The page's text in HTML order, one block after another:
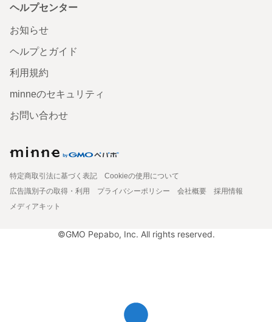
ヘルプセンター
お知らせ
ヘルプとガイド
利用規約
minneのセキュリティ
お問い合わせ
特定商取引法に基づく表記
Cookieの使用について
広告識別子の取得・利用
プライバシーポリシー 会社概要
採用情報
メディアキット
©GMO Pepabo, Inc. All rights reserved.